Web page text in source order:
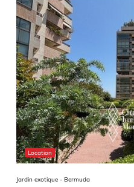
Location
Jardin exotique - Bermuda